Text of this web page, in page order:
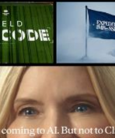
PUNTI VENDITA
CSR
STRATEGIE